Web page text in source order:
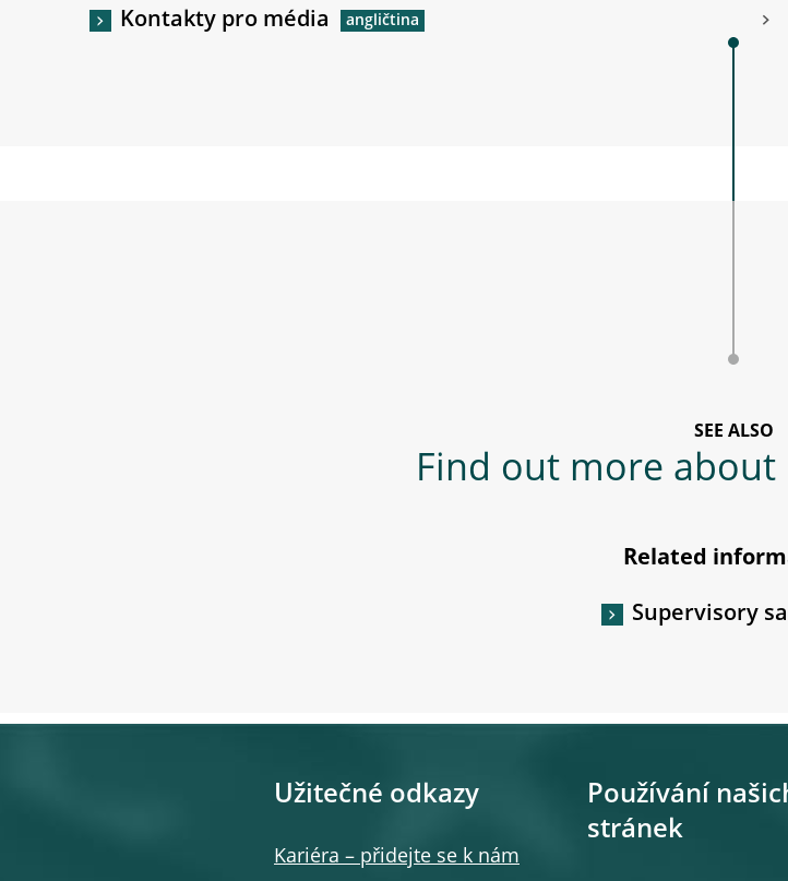
Kontakty pro média
SEE ALSO
Find out more
Related
Supervisory
Užitečné odkazy
Kariéra – přidejte se k nám
Používání
stránek